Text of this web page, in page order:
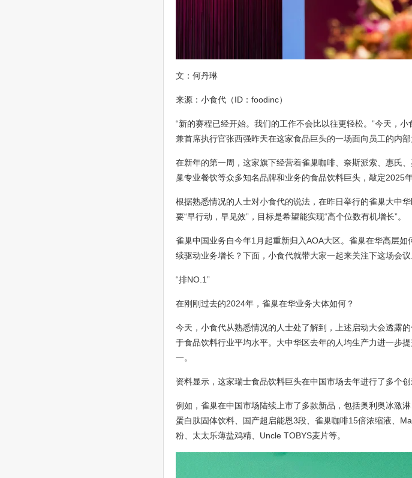
文：何丹琳
来源：小食代（ID：foodinc）
“新的赛程已经开始。我们的工作不会比以往更轻松。”今天，
兼首席执行官张西强昨天在这家食品巨头的一场面向员工的内部
在新年的第一周，这家旗下经营着雀巢咖啡、奈斯派索、惠氏
巢专业餐饮等众多知名品牌和业务的食品饮料巨头，敲定2025年
根据熟悉情况的人士对小食代的说法，在昨日举行的雀巢大中
要“早行动，早见效”，目标是希望能实现“高个位数有机增长”。
雀巢中国业务自今年1月起重新归入AOA大区。雀巢在华高层
续驱动业务增长？下面，小食代就带大家一起来关注下这场会议
“排NO.1”
在刚刚过去的2024年，雀巢在华业务大体如何？
今天，小食代从熟悉情况的人士处了解到，上述启动大会透露
于食品饮料行业平均水平。大中华区去年的人均生产力进一步
一。
资料显示，这家瑞士食品饮料巨头在中国市场去年进行了多个创
例如，雀巢在中国市场陆续上市了多款新品，包括奥利奥冰激
蛋白肽固体饮料、国产超启能恩3段、雀巢咖啡15倍浓缩液、
粉、太太乐薄盐鸡精、Uncle TOBYS麦片等。